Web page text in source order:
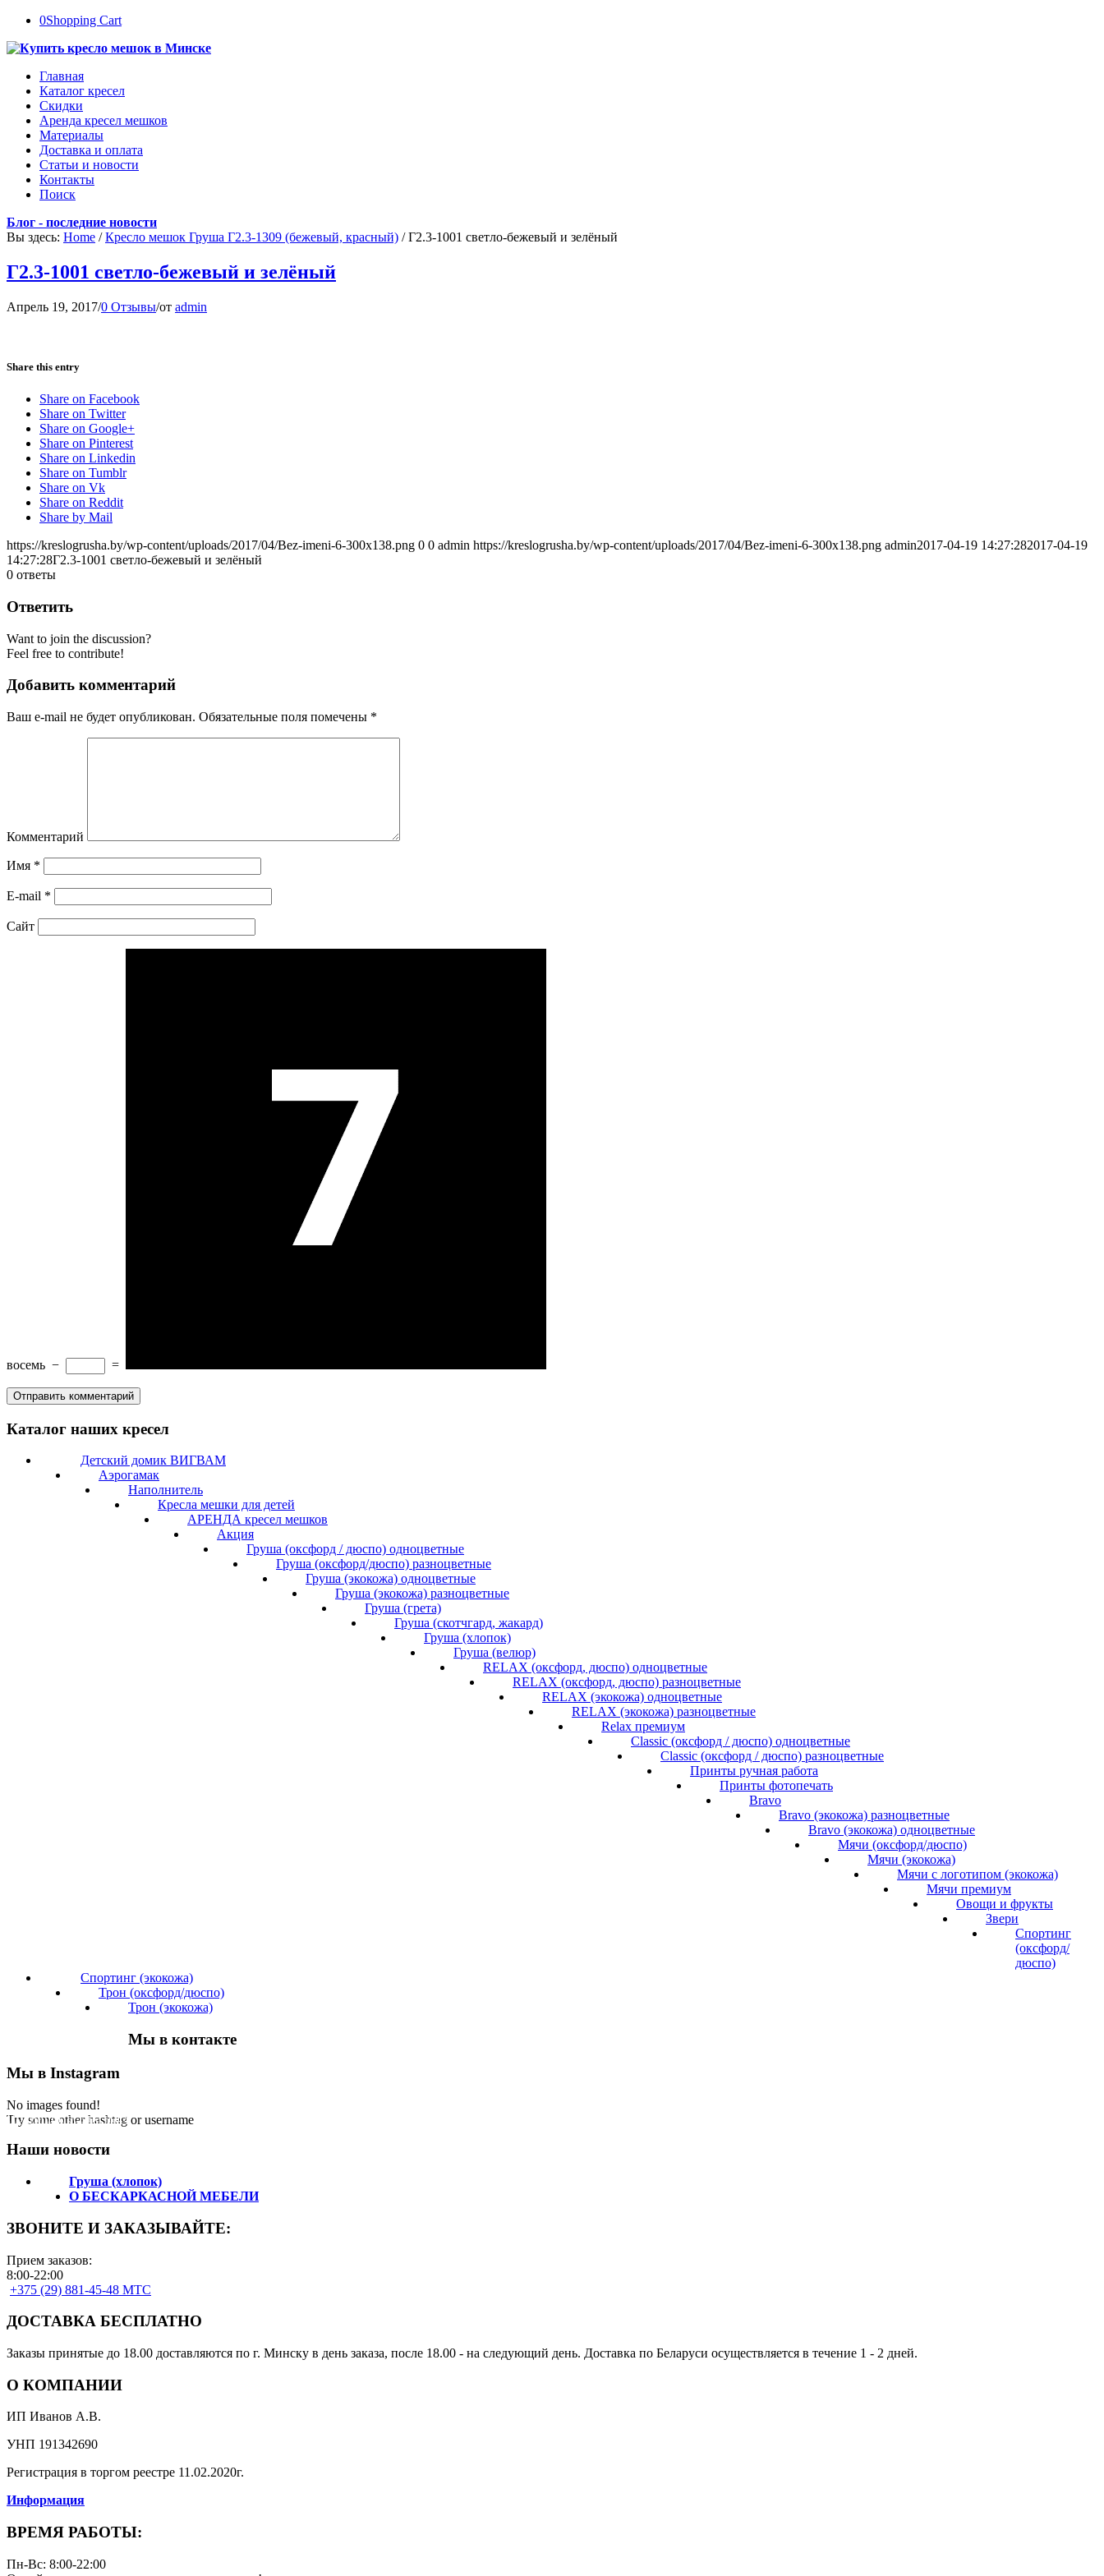
0Shopping Cart
Главная
Каталог кресел
Скидки
Аренда кресел мешков
Материалы
Доставка и оплата
Статьи и новости
Контакты
Поиск
Блог - последние новости
Вы здесь: Home / Кресло мешок Груша Г2.3-1309 (бежевый, красный) / Г2.3-1001 светло-бежевый и зелёный
Г2.3-1001 светло-бежевый и зелёный
Апрель 19, 2017/0 Отзывы/от admin
Share this entry
Share on Facebook
Share on Twitter
Share on Google+
Share on Pinterest
Share on Linkedin
Share on Tumblr
Share on Vk
Share on Reddit
Share by Mail
https://kreslogrusha.by/wp-content/uploads/2017/04/Bez-imeni-6-300x138.png 0 0 admin https://kreslogrusha.by/wp-content/uploads/2017/04/Bez-imeni-6-300x138.png admin2017-04-19 14:27:282017-04-19
14:27:28Г2.3-1001 светло-бежевый и зелёный
0 ответы
Ответить
Want to join the discussion?
Feel free to contribute!
Добавить комментарий
Ваш e-mail не будет опубликован. Обязательные поля помечены *
Комментарий
Имя *
E-mail *
Сайт
восемь − =
Каталог наших кресел
Детский домик ВИГВАМ
Аэрогамак
Наполнитель
Кресла мешки для детей
АРЕНДА кресел мешков
Акция
Груша (оксфорд / дюспо) одноцветные
Груша (оксфорд/дюспо) разноцветные
Груша (экокожа) одноцветные
Груша (экокожа) разноцветные
Груша (грета)
Груша (скотчгард, жакард)
Груша (хлопок)
Груша (велюр)
RELAX (оксфорд, дюспо) одноцветные
RELAX (оксфорд, дюспо) разноцветные
RELAX (экокожа) одноцветные
RELAX (экокожа) разноцветные
Relax премиум
Classic (оксфорд / дюспо) одноцветные
Classic (оксфорд / дюспо) разноцветные
Принты ручная работа
Принты фотопечать
Bravo
Bravo (экокожа) разноцветные
Bravo (экокожа) одноцветные
Мячи (оксфорд/дюспо)
Мячи (экокожа)
Мячи с логотипом (экокожа)
Мячи премиум
Овощи и фрукты
Звери
Спортинг
(оксфорд/
дюспо)
Спортинг (экокожа)
Трон (оксфорд/дюспо)
Трон (экокожа)
Мы в контакте
Мы в Instagram
No images found!
Try some other hashtag or username
Подпишитесь на нас!
Наши новости
Груша (хлопок)
О БЕСКАРКАСНОЙ МЕБЕЛИ
ЗВОНИТЕ И ЗАКАЗЫВАЙТЕ:
Прием заказов:
8:00-22:00
+375 (29) 881-45-48 МТС
ДОСТАВКА БЕСПЛАТНО
Заказы принятые до 18.00 доставляются по г. Минску в день заказа, после 18.00 - на следующий день. Доставка по Беларуси осуществляется в течение 1 - 2 дней.
О КОМПАНИИ
ИП Иванов А.В.
УНП 191342690
Регистрация в торгом реестре 11.02.2020г.
Информация
ВРЕМЯ РАБОТЫ:
Пн-Вс: 8:00-22:00